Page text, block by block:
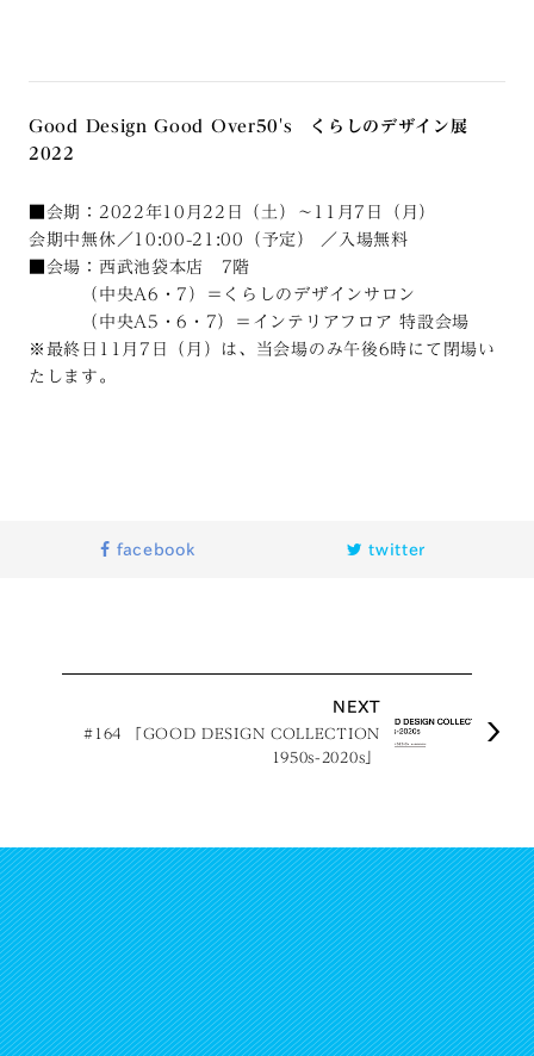
Good Design Good Over50's くらしのデザイン展
2022
■会期：2022年10月22日（土）～11月7日（月）
会期中無休／10:00-21:00（予定） ／入場無料
■会場：西武池袋本店 7階
（中央A6・7）＝くらしのデザインサロン
（中央A5・6・7）＝インテリアフロア 特設会場
※最終日11月7日（月）は、当会場のみ午後6時にて閉場い
たします。
facebook twitter
NEXT
#164 「GOOD DESIGN COLLECTION
1950s-2020s」